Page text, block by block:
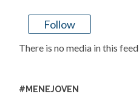
Follow
There is no media in this feed
#MENEJOVEN